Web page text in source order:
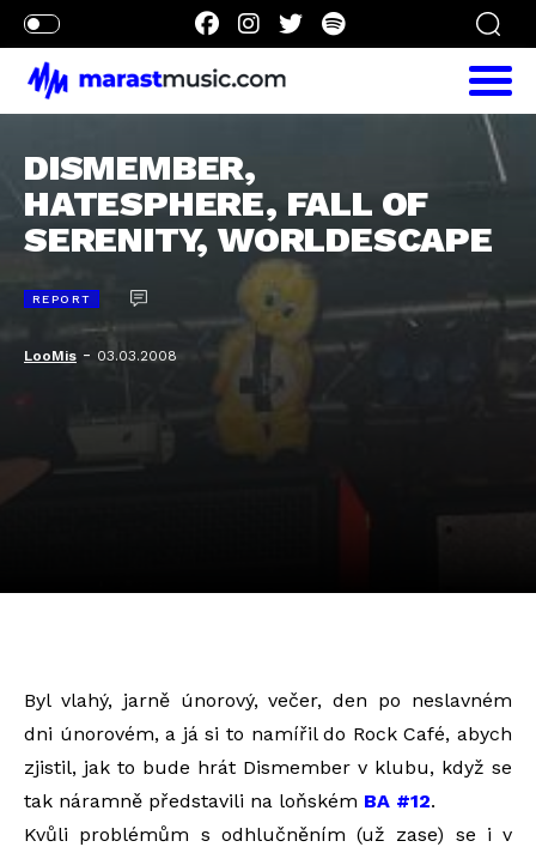
DISMEMBER,
HATESPHERE, FALL OF
SERENITY, WORLDESCAPE
REPORT
LooMis - 03.03.2008
Byl vlahý, jarně únorový, večer, den po neslavném
dni únorovém, a já si to namířil do Rock Café, abych
zjistil, jak to bude hrát Dismember v klubu, když se
tak náramně představili na loňském BA #12.
Kvůli problémům s odhlučněním (už zase) se i v